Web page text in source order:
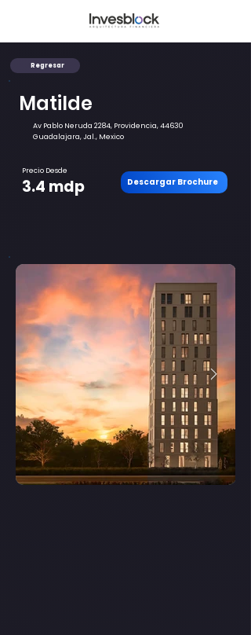
Regresar
Matilde
Av Pablo Neruda 2284, Providencia, 44630
Guadalajara, Jal., Mexico
Precio Desde
3.4 mdp Descargar Brochure